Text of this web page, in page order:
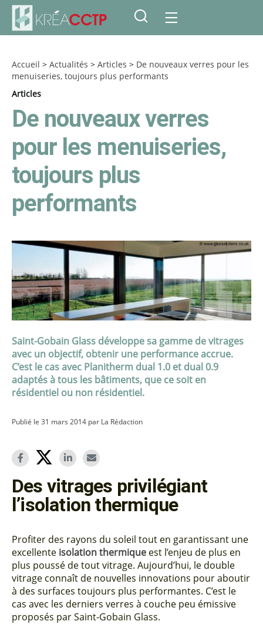
Accueil > Actualités > Articles > De nouveaux verres pour les
menuiseries, toujours plus performants
Articles
De nouveaux verres
pour les menuiseries,
toujours plus
performants
Saint-Gobain Glass développe sa gamme de vitrages
avec un objectif, obtenir une performance accrue.
C’est le cas avec Planitherm dual 1.0 et dual 0.9
adaptés à tous les bâtiments, que ce soit en
résidentiel ou non résidentiel.
Publié le 31 mars 2014 par La Rédaction
Des vitrages privilégiant
l’isolation thermique
Profiter des rayons du soleil tout en garantissant une
excellente isolation thermique est l’enjeu de plus en
plus poussé de tout vitrage. Aujourd’hui, le double
vitrage connaît de nouvelles innovations pour aboutir
à des surfaces toujours plus performantes. C’est le
cas avec les derniers verres à couche peu émissive
proposés par Saint-Gobain Glass.